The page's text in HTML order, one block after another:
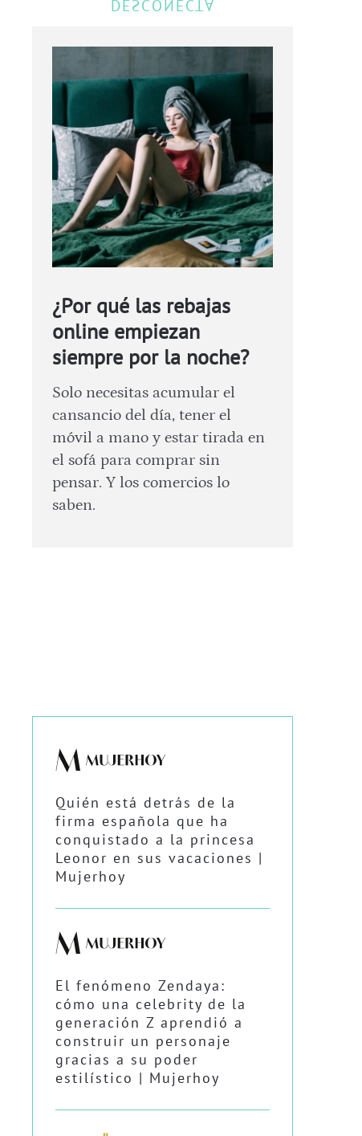
¿Por qué las rebajas
online empiezan
siempre por la noche?
Solo necesitas acumular el
cansancio del día, tener el
móvil a mano y estar tirada en
el sofá para comprar sin
pensar. Y los comercios lo
saben.
Quién está detrás de la
firma española que ha
conquistado a la princesa
Leonor en sus vacaciones |
Mujerhoy
El fenómeno Zendaya:
cómo una celebrity de la
generación Z aprendió a
construir un personaje
gracias a su poder
estilístico | Mujerhoy